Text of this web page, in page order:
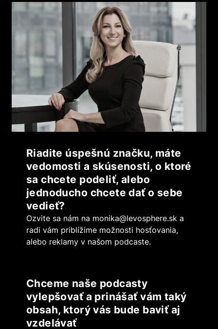
Riadite úspešnú značku, máte
vedomosti a skúsenosti, o ktoré
sa chcete podeliť, alebo
jednoducho chcete dať o sebe
vedieť?
Ozvite sa nám na monika@levosphere.sk a
radi vám priblížime možnosti hosťovania,
alebo reklamy v našom podcaste.
Chceme naše podcasty
vylepšovať a prinášať vám taký
obsah, ktorý vás bude baviť aj
vzdelávať